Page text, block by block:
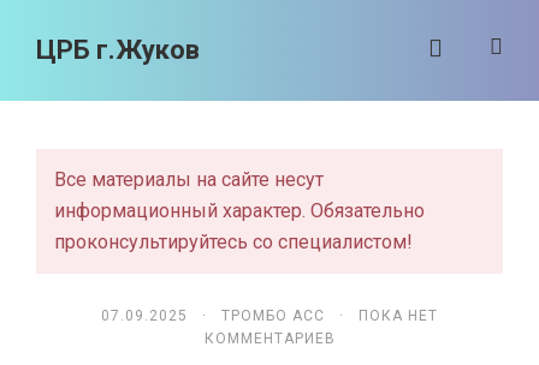
ЦРБ г.Жуков
Все материалы на сайте несут
информационный характер. Обязательно
проконсультируйтесь со специалистом!
07.09.2025 · ТРОМБО АСС · ПОКА НЕТ
КОММЕНТАРИЕВ